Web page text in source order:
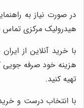
در صورت نیاز به
هیدرولیک مرکزی تماس
با خرید آنلاین از
هزینه خود صرفه جویی
تهیه کنید.
با انتخاب درست و خرید